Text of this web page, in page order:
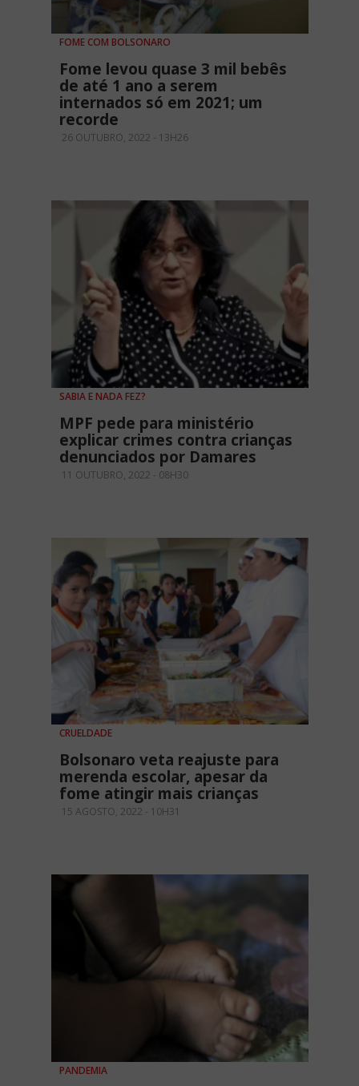
FOME COM BOLSONARO
Fome levou quase 3 mil bebês
de até 1 ano a serem
internados só em 2021; um
recorde
26 OUTUBRO, 2022 - 13H26
SABIA E NADA FEZ?
MPF pede para ministério
explicar crimes contra crianças
denunciados por Damares
11 OUTUBRO, 2022 - 08H30
CRUELDADE
Bolsonaro veta reajuste para
merenda escolar, apesar da
fome atingir mais crianças
15 AGOSTO, 2022 - 10H31
PANDEMIA